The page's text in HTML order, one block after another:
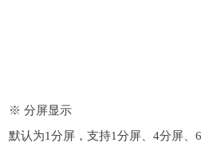
※ 分屏显示
默认为1分屏，支持1分屏、4分屏、